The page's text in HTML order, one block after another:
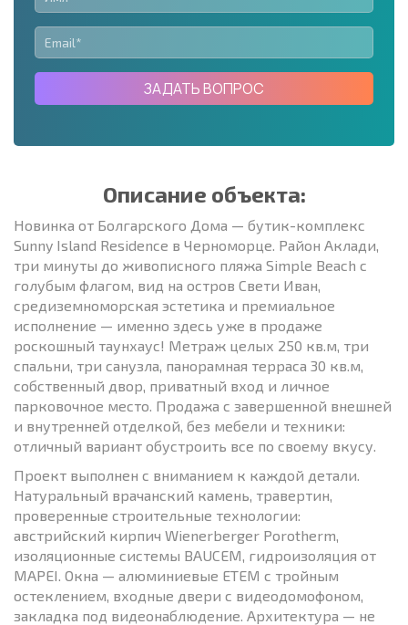
ЗАДАТЬ ВОПРОС
Описание объекта:
Новинка от Болгарского Дома — бутик-комплекс
Sunny Island Residence в Черноморце. Район Аклади,
три минуты до живописного пляжа Simple Beach с
голубым флагом, вид на остров Свети Иван,
средиземноморская эстетика и премиальное
исполнение — именно здесь уже в продаже
роскошный таунхаус! Метраж целых 250 кв.м, три
спальни, три санузла, панорамная терраса 30 кв.м,
собственный двор, приватный вход и личное
парковочное место. Продажа с завершенной внешней
и внутренней отделкой, без мебели и техники:
отличный вариант обустроить все по своему вкусу.
Проект выполнен с вниманием к каждой детали.
Натуральный врачанский камень, травертин,
проверенные строительные технологии:
австрийский кирпич Wienerberger Porotherm,
изоляционные системы BAUCEM, гидроизоляция от
MAPEI. Окна — алюминиевые ETEM с тройным
остеклением, входные двери с видеодомофоном,
закладка под видеонаблюдение. Архитектура — не